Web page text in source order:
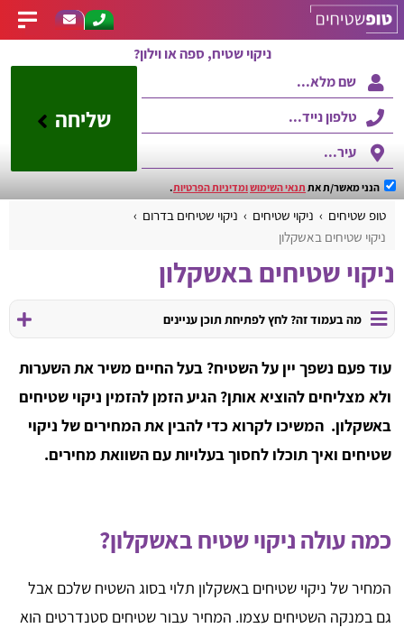
ניקוי שטיח, ספה או וילון?
שליחה
הנני מאשר/ת את תנאי השימושומדיניות הפרטיות.
טופ שטיחים ניקוי שטיחים
ניקוי שטיחים בדרום
ניקוי שטיחים באשקלון
ניקוי שטיחים באשקלון
מה בעמוד זה? לחץ לפתיחת תוכן עניינים
עוד פעם נשפך יין על השטיח? בעל החיים משיר את השערות
ולא מצליחים להוציא אותן? הגיע הזמן להזמין ניקוי שטיחים
באשקלון. המשיכו לקרוא כדי להבין את המחירים של ניקוי
שטיחים ואיך תוכלו לחסוך בעלויות עם השוואת מחירים.
כמה עולה ניקוי שטיח באשקלון?
המחיר של ניקוי שטיחים באשקלון תלוי בסוג השטיח שלכם אבל
גם במנקה השטיחים עצמו. המחיר עבור שטיחים סטנדרטים הוא